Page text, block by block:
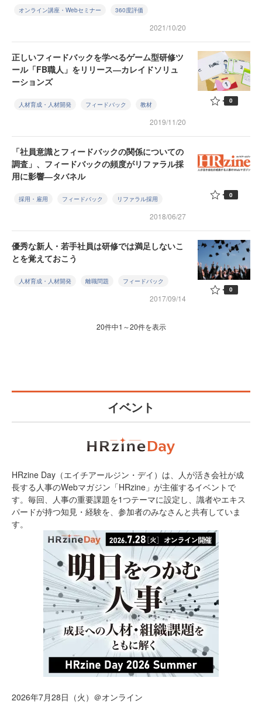
オンライン講座・Webセミナー 360度評価
2021/10/20
正しいフィードバックを学べるゲーム型研修ツ
ール「FB職人」をリリース―カレイドソリュ
ーションズ
人材育成・人材開発 フィードバック 教材
2019/11/20
0
「社員意識とフィードバックの関係についての
調査」、フィードバックの頻度がリファラル採
用に影響―タバネル
採用・雇用 フィードバック リファラル採用
2018/06/27
0
優秀な新人・若手社員は研修では満足しないこ
とを覚えておこう
人材育成・人材開発 離職問題 フィードバック
2017/09/14
0
20件中1～20件を表示
イベント
HRzine Day（エイチアールジン・デイ）は、人が活き会社が成
長する人事のWebマガジン「HRzine」が主催するイベントで
す。毎回、人事の重要課題を1つテーマに設定し、識者やエキス
パードが持つ知見・経験を、参加者のみなさんと共有していま
す。
2026年7月28日（火）＠オンライン